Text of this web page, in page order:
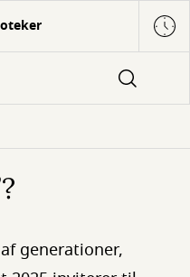
generationer,